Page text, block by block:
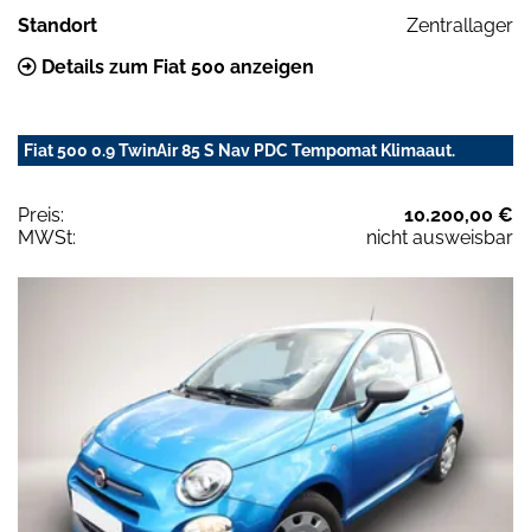
Standort
Zentrallager
Details zum Fiat 500 anzeigen
Fiat 500 0.9 TwinAir 85 S Nav PDC Tempomat Klimaaut.
Preis:
10.200,00 €
MWSt:
nicht ausweisbar